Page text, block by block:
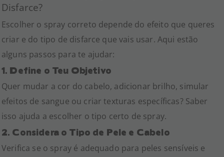
Disfarce?
Escolher o spray correto depende do efeito que queres
criar e do tipo de disfarce que vais usar. Aqui estão
alguns passos para te ajudar:
1. Define o Teu Objetivo
Quer mudar a cor do cabelo, adicionar brilho, simular
efeitos de sangue ou criar texturas específicas? Saber
isso ajuda a escolher o tipo certo de spray.
2. Considera o Tipo de Pele e Cabelo
Verifica se o spray é adequado para peles sensíveis e